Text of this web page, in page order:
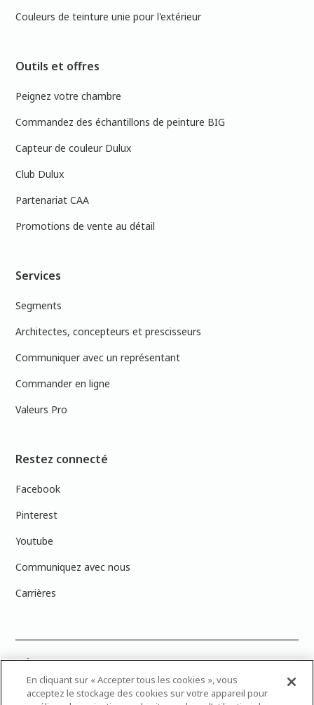
Couleurs de teinture unie pour l'extérieur
Outils et offres
Peignez votre chambre
Commandez des échantillons de peinture BIG
Capteur de couleur Dulux
Club Dulux
Partenariat CAA
Promotions de vente au détail
Services
Segments
Architectes, concepteurs et prescisseurs
Communiquer avec un représentant
Commander en ligne
Valeurs Pro
Restez connecté
Facebook
Pinterest
Youtube
Communiquez avec nous
Carrières
PRÉCISION DES COULEURS : Veuillez noter que les couleurs affichées à
l’écran peuvent ne pas correspondre exactement aux couleurs de
peinture réelles en raison des variations de calibration des écrans.
Vous pouvez apporter les numéros d’échantillons de couleur de
En cliquant sur « Accepter tous les cookies », vous
acceptez le stockage des cookies sur votre appareil pour